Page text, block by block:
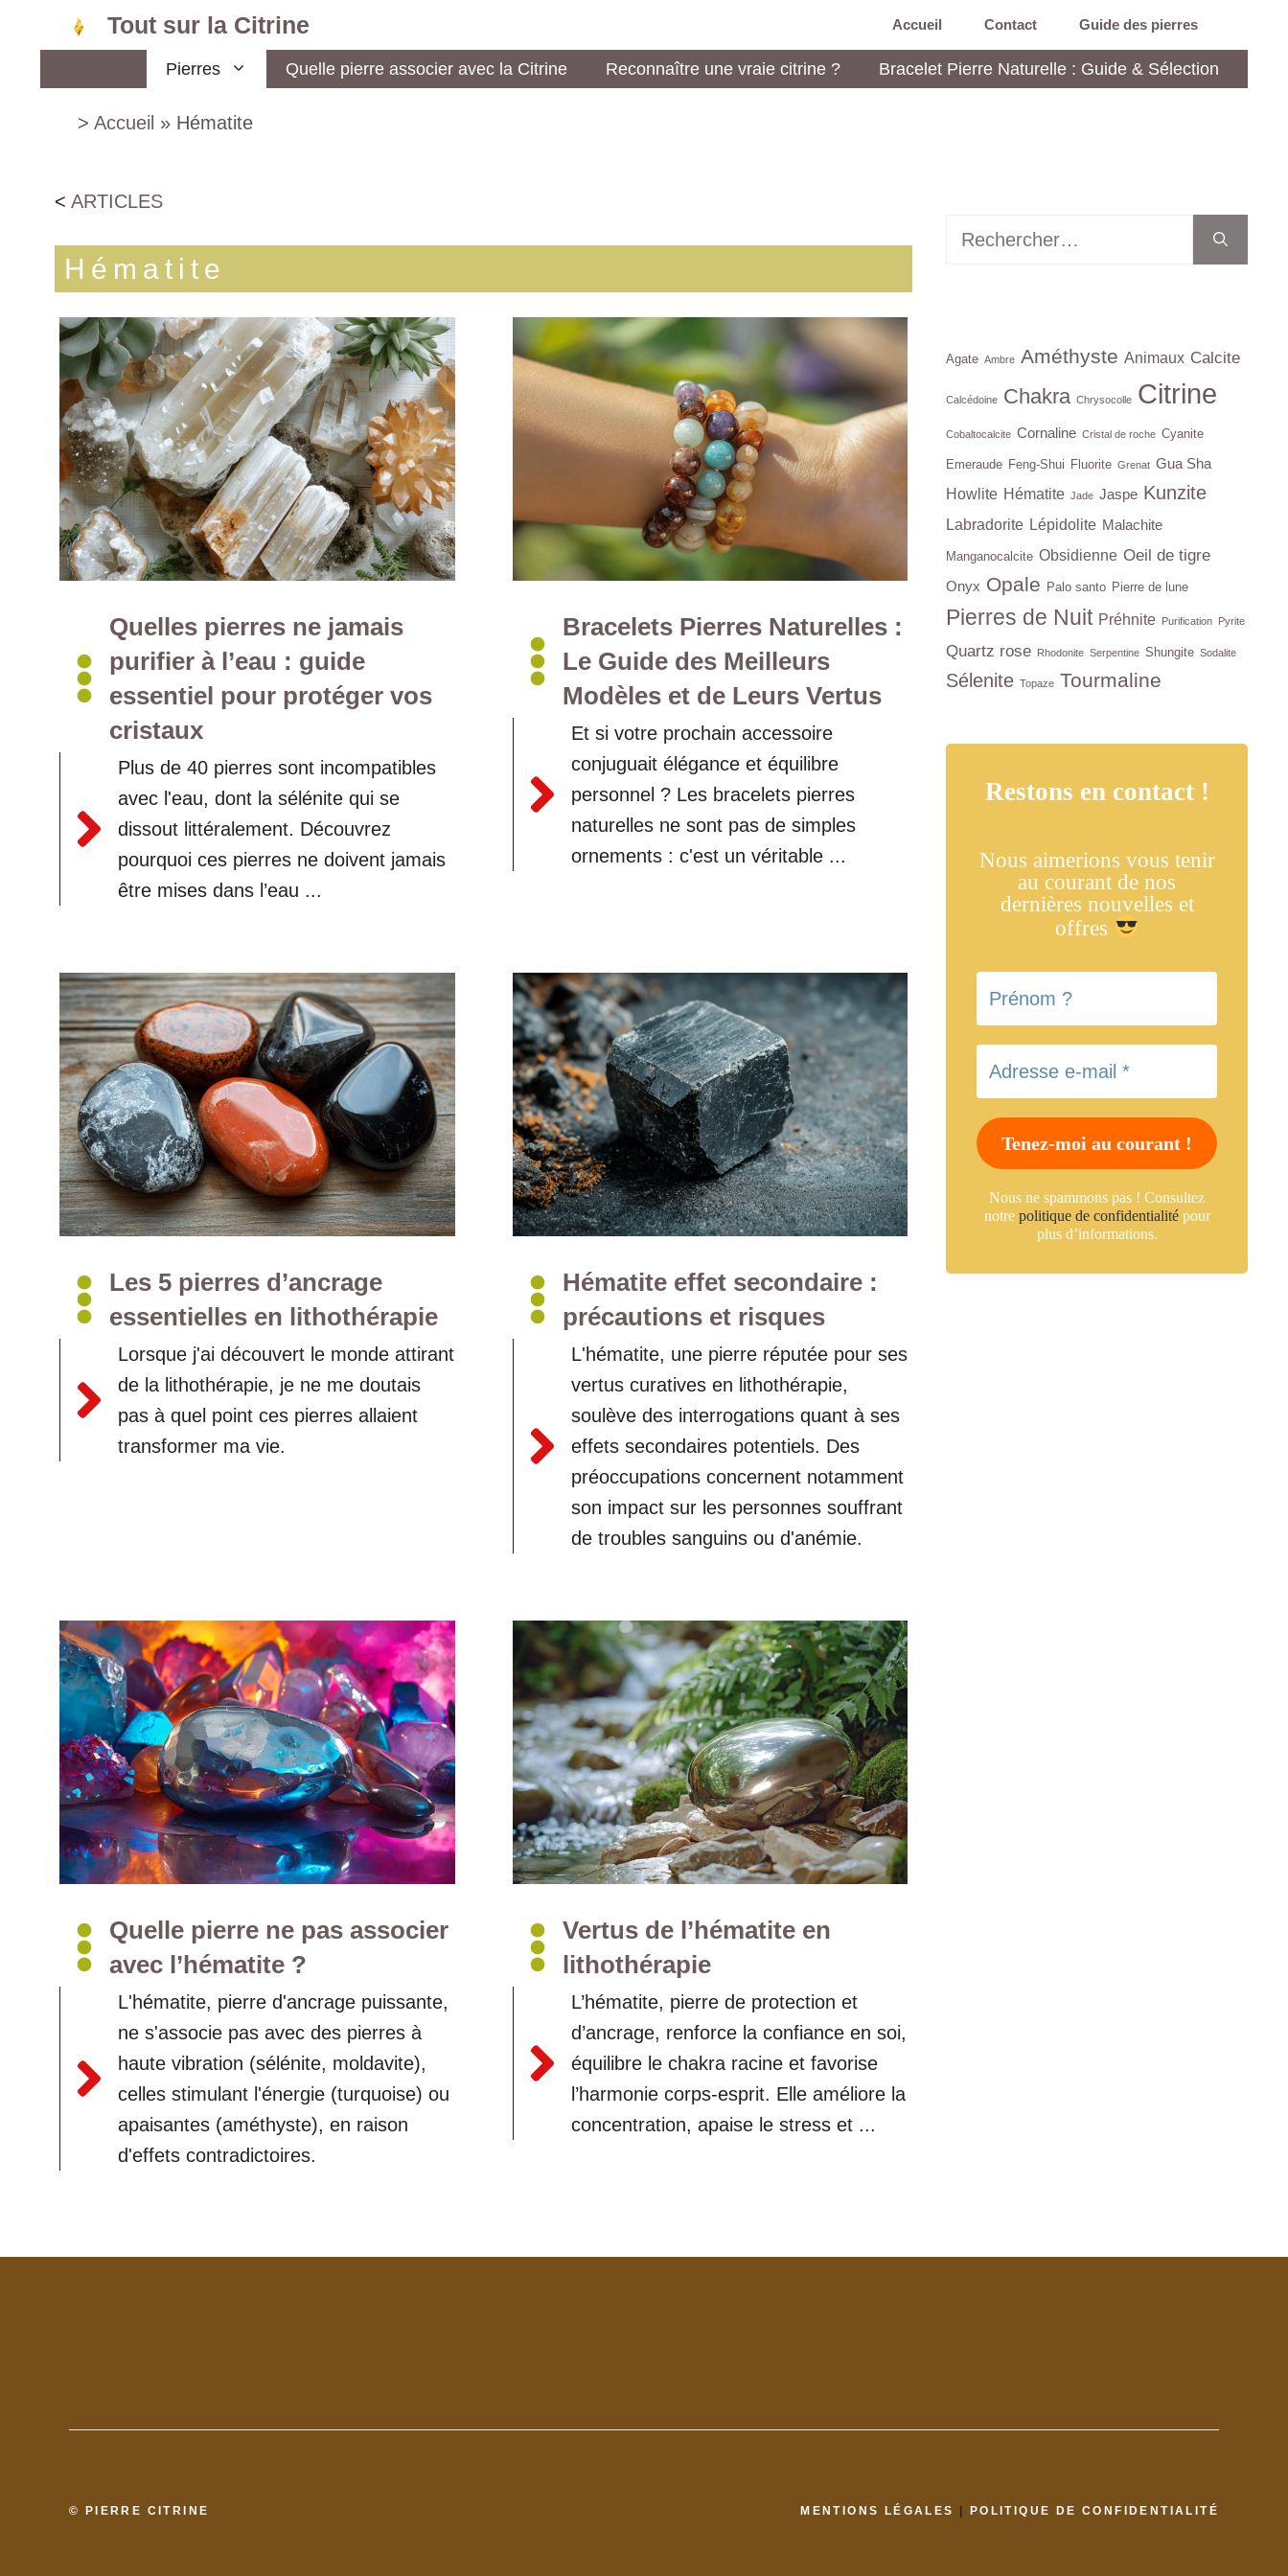
Tout sur la Citrine Accueil Contact Guide des pierres
Pierres Quelle pierre associer avec la Citrine Reconnaître une vraie citrine ? Bracelet Pierre Naturelle : Guide & Sélection
> Accueil » Hématite
< ARTICLES
Hématite
Quelles pierres ne jamais
purifier à l’eau : guide
essentiel pour protéger vos
cristaux
Plus de 40 pierres sont incompatibles
avec l'eau, dont la sélénite qui se
dissout littéralement. Découvrez
pourquoi ces pierres ne doivent jamais
être mises dans l’eau ...
Bracelets Pierres Naturelles :
Le Guide des Meilleurs
Modèles et de Leurs Vertus
Et si votre prochain accessoire
conjuguait élégance et équilibre
personnel ? Les bracelets pierres
naturelles ne sont pas de simples
ornements : c'est un véritable ...
Les 5 pierres d’ancrage
essentielles en lithothérapie
Lorsque j'ai découvert le monde attirant
de la lithothérapie, je ne me doutais
pas à quel point ces pierres allaient
transformer ma vie.
Hématite effet secondaire :
précautions et risques
L'hématite, une pierre réputée pour ses
vertus curatives en lithothérapie,
soulève des interrogations quant à ses
effets secondaires potentiels. Des
préoccupations concernent notamment
son impact sur les personnes souffrant
de troubles sanguins ou d'anémie.
Quelle pierre ne pas associer
avec l’hématite ?
L'hématite, pierre d'ancrage puissante,
ne s'associe pas avec des pierres à
haute vibration (sélénite, moldavite),
celles stimulant l'énergie (turquoise) ou
apaisantes (améthyste), en raison
d'effets contradictoires.
Vertus de l’hématite en
lithothérapie
L’hématite, pierre de protection et
d’ancrage, renforce la confiance en soi,
équilibre le chakra racine et favorise
l’harmonie corps-esprit. Elle améliore la
concentration, apaise le stress et ...
Rechercher :
Agate Ambre Améthyste Animaux Calcite
Calcédoine Chakra Chrysocolle Citrine
Cobaltocalcite Cornaline Cristal de roche Cyanite
Emeraude Feng-Shui Fluorite Grenat Gua Sha
Howlite Hématite Jade Jaspe Kunzite
Labradorite Lépidolite Malachite
Manganocalcite Obsidienne Oeil de tigre
Onyx Opale Palo santo Pierre de lune
Pierres de Nuit Préhnite Purification Pyrite
Quartz rose Rhodonite Serpentine Shungite Sodalite
Sélenite Topaze Tourmaline
Restons en contact !
Nous aimerions vous tenir
au courant de nos
dernières nouvelles et
offres
Nous ne spammons pas ! Consultez
notre politique de confidentialitépour
plus d’informations.
© PIERRE CITRINE MENTIONS LÉGALES POLITIQUE DE CONFIDENTIALITÉ